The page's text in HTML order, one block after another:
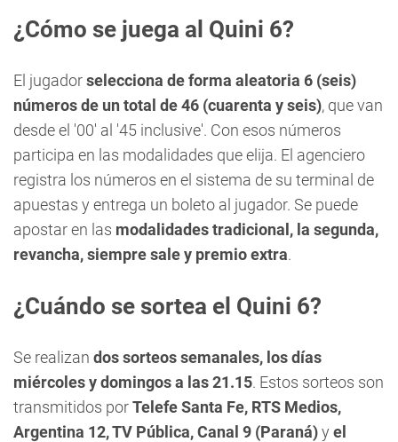
¿Cómo se juega al Quini 6?
El jugadorselecciona de forma aleatoria 6 (seis)
números de un total de 46 (cuarenta y seis), que van
desde el '00' al '45 inclusive'. Con esos números
participa en las modalidades que elija. El agenciero
registra los números en el sistema de su terminal de
apuestas y entrega un boleto al jugador. Se puede
apostar en las modalidades tradicional, la segunda,
revancha, siempre sale y premio extra.
¿Cuándo se sortea el Quini 6?
Se realizan dos sorteos semanales, los días
miércoles y domingos a las 21.15. Estos sorteos son
transmitidos porTelefe Santa Fe, RTS Medios,
Argentina 12, TV Pública, Canal 9 (Paraná)y el